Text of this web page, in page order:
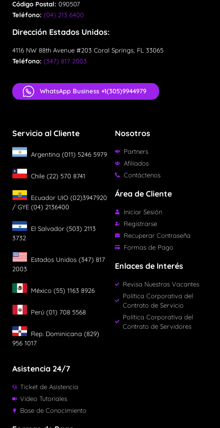
Código Postal: 090507
Teléfono: (04) 213 6400
Dirección Estados Unidos:
4116 NW 88th Avenue #203 Coral Springs, FL 33065
Teléfono: (347) 817 2003
WhatsApp Business +1(305)9944979
Servicio al Cliente
Argentina (011) 5246 5979
Chile (22) 570 8741
Ecuador UIO (02)3947920
/ GYE (04) 2136400
El Salvador (503) 2113
3732
Estados Unidos (347) 817
2003
México (55) 1163 8926
Perú (01) 708 5568
Rep. Dominicana (829)
956 1017
Asistencia 24/7
Ticket de Asistencia
Video Tutoriales
Base de Conocimiento
Nosotros
Partners
Afiliados
Contáctenos
Área de Cliente
Iniciar Sesión
Registrarse
Recuperar Contraseña
Formas de Pago
Enlaces de Interés
Revisa Nuestras Vacantes
Política Corporativa del
Contrato de Servicio
Política Corporativa del
Contrato de Servidores